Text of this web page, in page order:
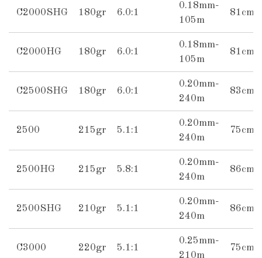
C2000SHG 180gr 6.0:1
0.18mm-
105m
81cm
C2000HG 180gr 6.0:1
0.18mm-
105m
81cm
C2500SHG 180gr 6.0:1
0.20mm-
240m
83cm
2500 215gr 5.1:1
0.20mm-
240m
75cm
2500HG 215gr 5.8:1
0.20mm-
240m
86cm
2500SHG 210gr 5.1:1
0.20mm-
240m
86cm
C3000 220gr 5.1:1
0.25mm-
210m
75cm